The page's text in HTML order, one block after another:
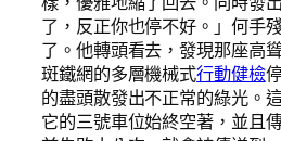
了，反正你也停不好。」何手
了。他轉頭看去，發現那座高
斑鐵網的多層機械式行動健檢
的盡頭散發出不正常的綠光。
它的三號車位始終空著，並且